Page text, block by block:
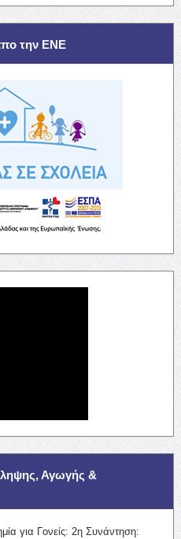
την ΕΝΕ
Αγωγής &
για Γονείς: 2η Συνάντηση: